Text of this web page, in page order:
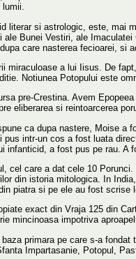
lumii.
literar si astrologic, este, mai
Bunei Vestiri, ale
care nasterea fecioarei, si
miraculoase a lui Iisus. De
Notiunea Potopului este
pre-Crestina. Avem
eliberarea si reintoarcerea
ca dupa nastere, Moise a
intr-un cos a fost luata
infanticid, a fost pus pe rau. A
cel care a dat cele 10
din istoria mitologica. In
piatra si pe ele au fost scrise
exact din Vraja 125 din
mincinoasa impotriva
primara pe care s-a
Impartasanie, Potopul,